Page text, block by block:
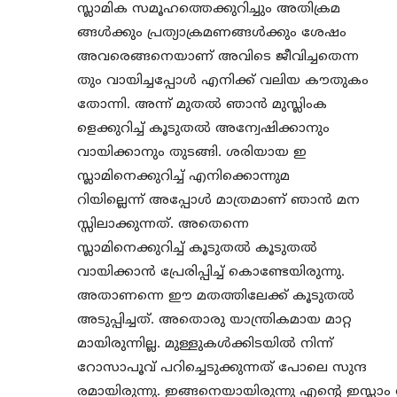
സ്ലാമിക സമൂഹത്തെക്കുറിച്ചും അതിക്രമ
ങ്ങൾക്കും പ്രത്യാക്രമണങ്ങൾക്കും ശേഷം
അവരെങ്ങനെയാണ് അവിടെ ജീവിച്ചതെന്ന
തും വായിച്ചപ്പോൾ എനിക്ക് വലിയ കൗതുകം
തോന്നി. അന്ന് മുതൽ ഞാൻ മുസ്ലിംക
ളെക്കുറിച്ച് കൂടുതൽ അന്വേഷിക്കാനും
വായിക്കാനും തുടങ്ങി. ശരിയായ ഇ
സ്ലാമിനെക്കുറിച്ച് എനിക്കൊന്നുമ
റിയില്ലെന്ന് അപ്പോൾ മാത്രമാണ് ഞാൻ മന
സ്സിലാക്കുന്നത്. അതെന്നെ
സ്ലാമിനെക്കുറിച്ച് കൂടുതൽ കൂടുതൽ
വായിക്കാൻ പ്രേരിപ്പിച്ച് കൊണ്ടേയിരുന്നു.
അതാണന്നെ ഈ മതത്തിലേക്ക് കൂടുതൽ
അടുപ്പിച്ചത്. അതൊരു യാന്ത്രികമായ മാറ്റ
മായിരുന്നില്ല. മുള്ളുകൾക്കിടയിൽ നിന്ന്
റോസാപൂവ് പറിച്ചെടുക്കുന്നത് പോലെ സുന്ദ
രമായിരുന്നു. ഇങ്ങനെയായിരുന്നു എന്റെ